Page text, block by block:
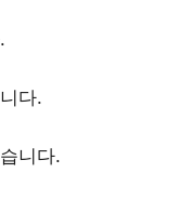
다.
니다.